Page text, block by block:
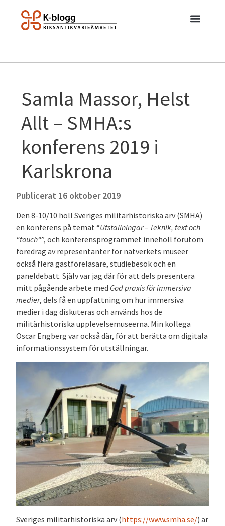
Samla Massor, Helst
Allt – SMHA:s
konferens 2019 i
Karlskrona
Publicerat 16 oktober 2019
Den 8-10/10 höll Sveriges militärhistoriska arv (SMHA)
en konferens på temat “Utställningar – Teknik, text och
“touch“”, och konferensprogrammet innehöll förutom
föredrag av representanter för nätverkets museer
också flera gästföreläsare, studiebesök och en
paneldebatt. Själv var jag där för att dels presentera
mitt pågående arbete med God praxis för immersiva
medier, dels få en uppfattning om hur immersiva
medier i dag diskuteras och används hos de
militärhistoriska upplevelsemuseerna. Min kollega
Oscar Engberg var också där, för att berätta om digitala
informationssystem för utställningar.
Sveriges militärhistoriska arv (https://www.smha.se/) är